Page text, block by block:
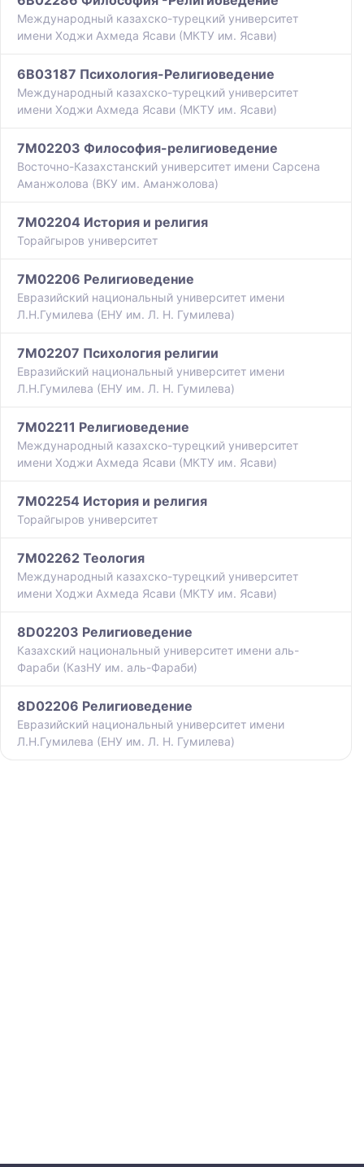
Международный казахско-турецкий университет
имени Ходжи Ахмеда Ясави (МКТУ им. Ясави)
6B03187 Психология-Религиоведение
Международный казахско-турецкий университет
имени Ходжи Ахмеда Ясави (МКТУ им. Ясави)
7M02203 Философия-религиоведение
Восточно-Казахстанский университет имени Сарсена
Аманжолова (ВКУ им. Аманжолова)
7M02204 История и религия
Торайгыров университет
7M02206 Религиоведение
Евразийский национальный университет имени
Л.Н.Гумилева (ЕНУ им. Л. Н. Гумилева)
7M02207 Психология религии
Евразийский национальный университет имени
Л.Н.Гумилева (ЕНУ им. Л. Н. Гумилева)
7M02211 Религиоведение
Международный казахско-турецкий университет
имени Ходжи Ахмеда Ясави (МКТУ им. Ясави)
7M02254 История и религия
Торайгыров университет
7M02262 Теология
Международный казахско-турецкий университет
имени Ходжи Ахмеда Ясави (МКТУ им. Ясави)
8D02203 Религиоведение
Казахский национальный университет имени аль-
Фараби (КазНУ им. аль-Фараби)
8D02206 Религиоведение
Евразийский национальный университет имени
Л.Н.Гумилева (ЕНУ им. Л. Н. Гумилева)